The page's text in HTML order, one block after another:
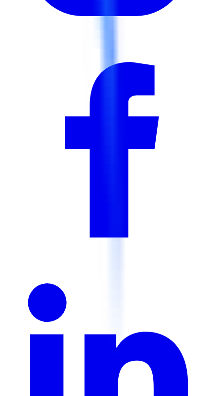
PMP®, y compris le support complet de l'application et
l'entraînement à l'examen blanc.